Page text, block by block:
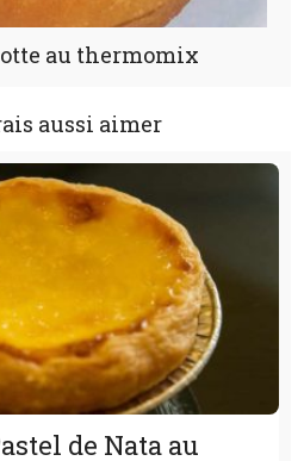
au thermomix
aussi aimer
de Nata au